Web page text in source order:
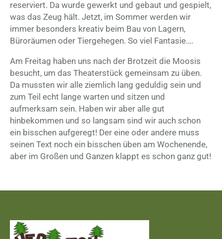
reserviert. Da wurde gewerkt und gebaut und gespielt,
was das Zeug hält. Jetzt, im Sommer werden wir
immer besonders kreativ beim Bau von Lagern,
Büroräumen oder Tiergehegen. So viel Fantasie….
Am Freitag haben uns nach der Brotzeit die Moosis
besucht, um das Theaterstück gemeinsam zu üben.
Da mussten wir alle ziemlich lang geduldig sein und
zum Teil echt lange warten und sitzen und
aufmerksam sein. Haben wir aber alle gut
hinbekommen und so langsam sind wir auch schon
ein bisschen aufgeregt! Der eine oder andere muss
seinen Text noch ein bisschen üben am Wochenende,
aber im Großen und Ganzen klappt es schon ganz gut!